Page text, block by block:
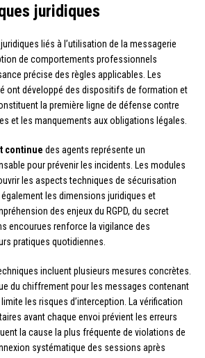
juridiques
liés à l’utilisation de la messagerie
de comportements professionnels
précise des règles applicables. Les
ont développé des dispositifs de formation et
la première ligne de défense contre
et les manquements aux obligations légales.
continue des agents représente un
pour prévenir les incidents. Les modules
les aspects techniques de sécurisation
les dimensions juridiques et
des enjeux du RGPD, du secret
encourues renforce la vigilance des
pratiques quotidiennes.
incluent plusieurs mesures concrètes.
du chiffrement pour les messages contenant
les risques d’interception. La vérification
avant chaque envoi prévient les erreurs
la cause la plus fréquente de violations de
systématique des sessions après